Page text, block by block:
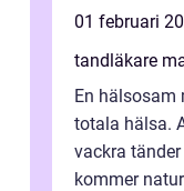
01 februari
tandläkare
En hälsosam
totala hälsa.
vackra
kommer